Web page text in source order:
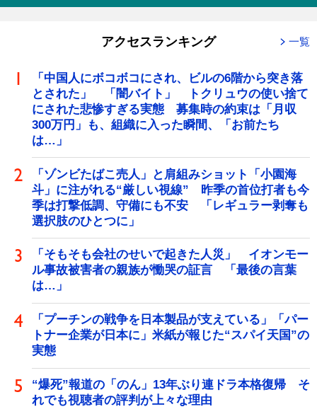
アクセスランキング 一覧
「中国人にボコボコにされ、ビルの6階から突き落
とされた」 「闇バイト」 トクリュウの使い捨て
にされた悲惨すぎる実態 募集時の約束は「月収
300万円」も、組織に入った瞬間、「お前たち
は…」
「ゾンビたばこ売人」と肩組みショット「小園海
斗」に注がれる“厳しい視線” 昨季の首位打者も今
季は打撃低調、守備にも不安 「レギュラー剥奪も
選択肢のひとつに」
「そもそも会社のせいで起きた人災」 イオンモー
ル事故被害者の親族が慟哭の証言 「最後の言葉
は…」
「プーチンの戦争を日本製品が支えている」「パー
トナー企業が日本に」米紙が報じた“スパイ天国”の
実態
“爆死”報道の「のん」13年ぶり連ドラ本格復帰 そ
れでも視聴者の評判が上々な理由